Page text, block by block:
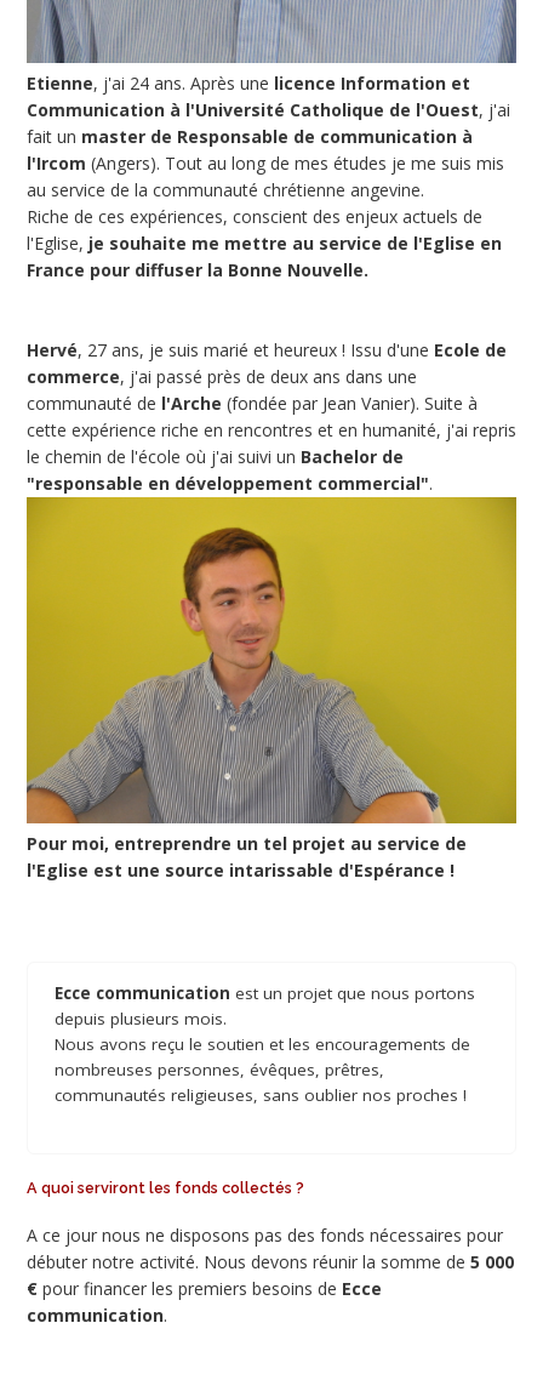
Etienne, j'ai 24 ans. Après une licence Information et
Communication à l'Université Catholique de l'Ouest, j'ai
fait un master de Responsable de communication à
l'Ircom (Angers). Tout au long de mes études je me suis mis
au service de la communauté chrétienne angevine.
Riche de ces expériences, conscient des enjeux actuels de
l'Eglise, je souhaite me mettre au service de l'Eglise en
France pour diffuser la Bonne Nouvelle.
Hervé, 27 ans, je suis marié et heureux ! Issu d'une Ecole de
commerce, j'ai passé près de deux ans dans une
communauté de l'Arche (fondée par Jean Vanier). Suite à
cette expérience riche en rencontres et en humanité, j'ai repris
le chemin de l'école où j'ai suivi un Bachelor de
"responsable en développement commercial".
Pour moi, entreprendre un tel projet au service de
l'Eglise est une source intarissable d'Espérance !
Ecce communication est un projet que nous portons
depuis plusieurs mois.
Nous avons reçu le soutien et les encouragements de
nombreuses personnes, évêques, prêtres,
communautés religieuses, sans oublier nos proches !
A quoi serviront les fonds collectés ?
A ce jour nous ne disposons pas des fonds nécessaires pour
débuter notre activité. Nous devons réunir la somme de 5 000
€ pour financer les premiers besoins de Ecce
communication.